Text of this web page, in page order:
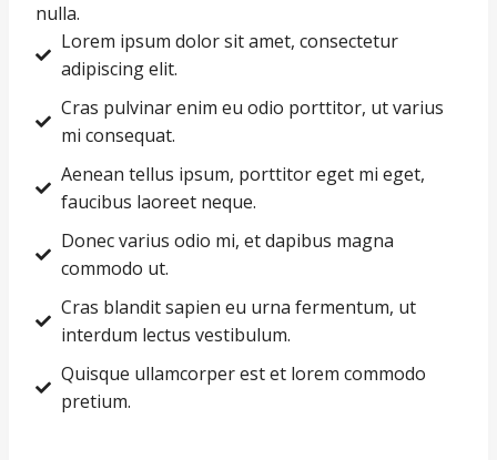
nulla.
Lorem ipsum dolor sit amet, consectetur
adipiscing elit.
Cras pulvinar enim eu odio porttitor, ut varius
mi consequat.
Aenean tellus ipsum, porttitor eget mi eget,
faucibus laoreet neque.
Donec varius odio mi, et dapibus magna
commodo ut.
Cras blandit sapien eu urna fermentum, ut
interdum lectus vestibulum.
Quisque ullamcorper est et lorem commodo
pretium.